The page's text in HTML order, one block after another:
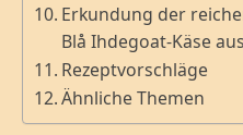
Erkundung der
Blå Ihdegoat-Käse
Rezeptvorschläge
Ähnliche Themen